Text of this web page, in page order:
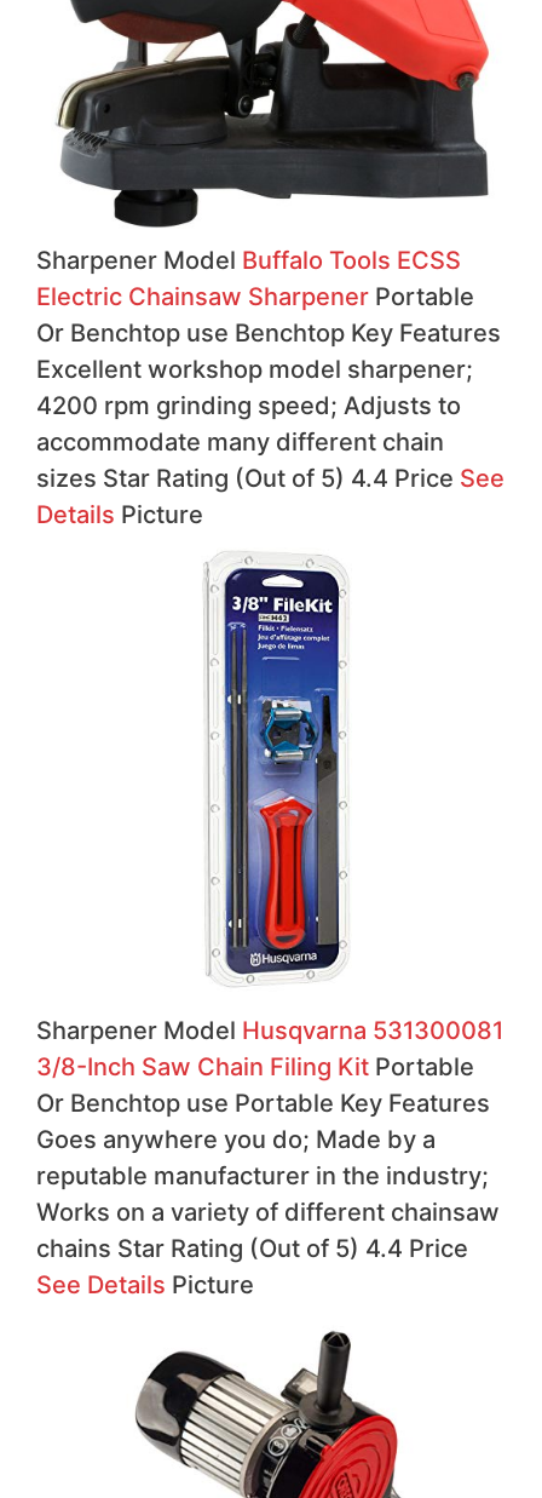
Sharpener Model Buffalo Tools ECSS
Electric Chainsaw Sharpener Portable
Or Benchtop use Benchtop Key Features
Excellent workshop model sharpener;
4200 rpm grinding speed; Adjusts to
accommodate many different chain
sizes Star Rating (Out of 5) 4.4 Price See
Details Picture
Sharpener Model Husqvarna 531300081
3/8-Inch Saw Chain Filing Kit Portable
Or Benchtop use Portable Key Features
Goes anywhere you do; Made by a
reputable manufacturer in the industry;
Works on a variety of different chainsaw
chains Star Rating (Out of 5) 4.4 Price
See Details Picture